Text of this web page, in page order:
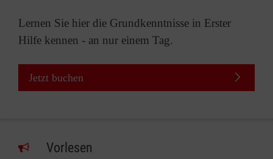
Lernen Sie hier die Grundkenntnisse in Erster
Hilfe kennen - an nur einem Tag.
Jetzt buchen
Vorlesen